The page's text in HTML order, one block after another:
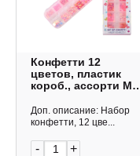
Конфетти 12
цветов, пластик
короб., ассорти M-
Доп. описание: Набор
конфетти, 12 цве...
- +